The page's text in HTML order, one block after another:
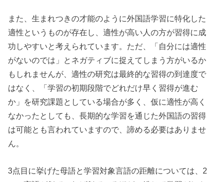
また、生まれつきの才能のように外国語学習に特化した
適性というものが存在し、適性が高い人の方が習得に成
功しやすいと考えられています。ただ、「自分には適性
がないのでは」とネガティブに捉えてしまう方がいるか
もしれませんが、適性の研究は最終的な習得の到達度で
はなく、「学習の初期段階でどれだけ早く習得が進む
か」を研究課題としている場合が多く、仮に適性が高く
なかったとしても、長期的な学習を通じた外国語の習得
は可能とも言われていますので、諦める必要はありませ
ん。
3点目に挙げた母語と学習対象言語の距離については、2